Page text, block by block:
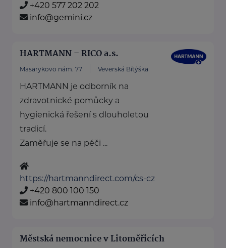
+420 577 202 202
info@gemini.cz
HARTMANN – RICO a.s.
Masarykovo nám. 77 Veverská Bítýška
HARTMANN je odborník na
zdravotnické pomůcky a
hygienická řešení s dlouholetou
tradicí.
Zaměřuje se na péči ...
https://hartmanndirect.com/cs-cz
+420 800 100 150
info@hartmanndirect.cz
Městská nemocnice v Litoměřicích